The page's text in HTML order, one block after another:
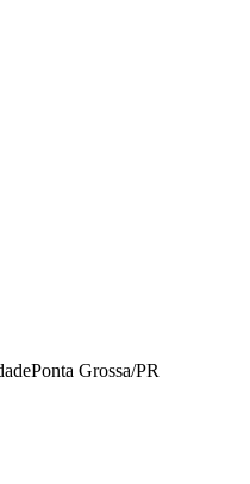
Ponta Grossa/PR